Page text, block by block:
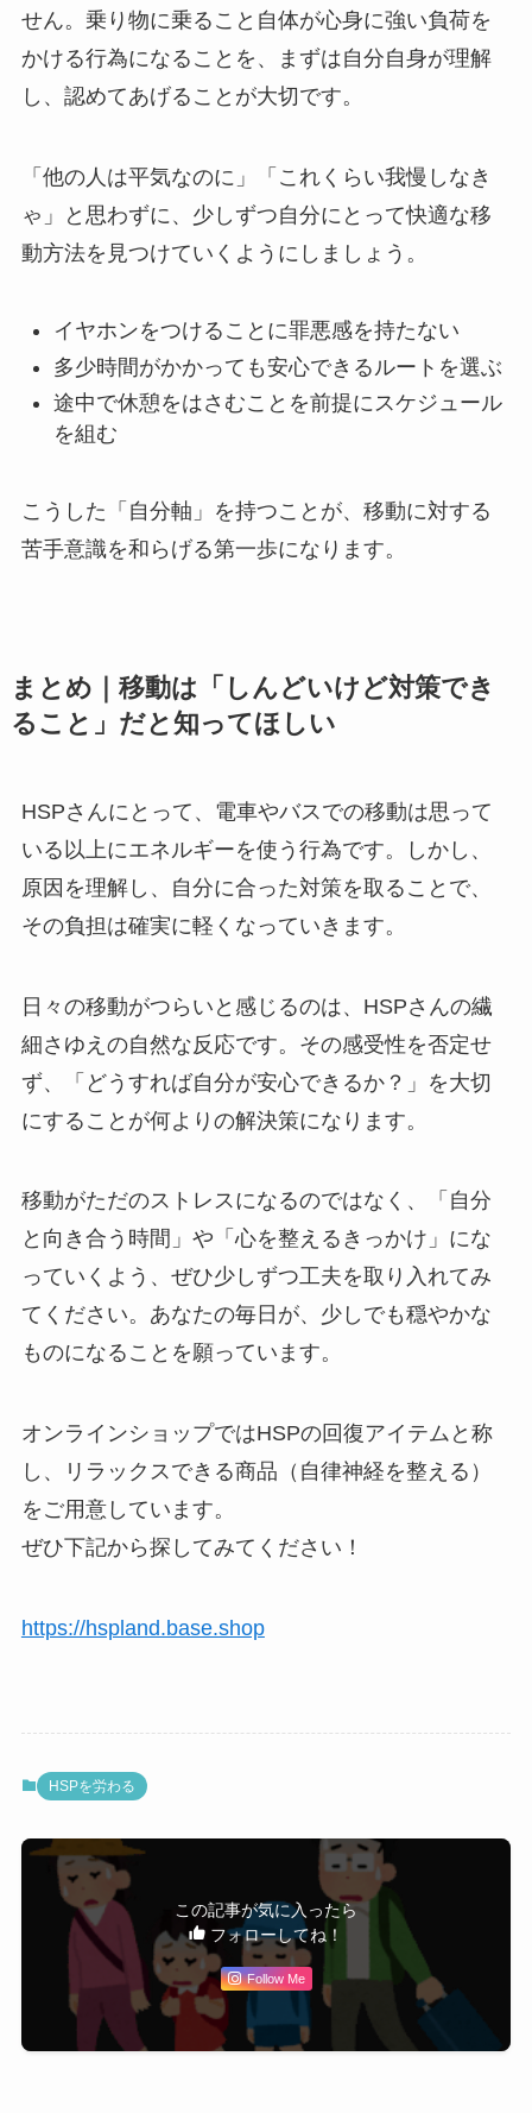
せん。乗り物に乗ること自体が心身に強い負荷を
かける行為になることを、まずは自分自身が理解
し、認めてあげることが大切です。
「他の人は平気なのに」「これくらい我慢しなき
ゃ」と思わずに、少しずつ自分にとって快適な移
動方法を見つけていくようにしましょう。
イヤホンをつけることに罪悪感を持たない
多少時間がかかっても安心できるルートを選ぶ
途中で休憩をはさむことを前提にスケジュール
を組む
こうした「自分軸」を持つことが、移動に対する
苦手意識を和らげる第一歩になります。
まとめ｜移動は「しんどいけど対策でき
ること」だと知ってほしい
HSPさんにとって、電車やバスでの移動は思って
いる以上にエネルギーを使う行為です。しかし、
原因を理解し、自分に合った対策を取ることで、
その負担は確実に軽くなっていきます。
日々の移動がつらいと感じるのは、HSPさんの繊
細さゆえの自然な反応です。その感受性を否定せ
ず、「どうすれば自分が安心できるか？」を大切
にすることが何よりの解決策になります。
移動がただのストレスになるのではなく、「自分
と向き合う時間」や「心を整えるきっかけ」にな
っていくよう、ぜひ少しずつ工夫を取り入れてみ
てください。あなたの毎日が、少しでも穏やかな
ものになることを願っています。
オンラインショップではHSPの回復アイテムと称
し、リラックスできる商品（自律神経を整える）
をご用意しています。
ぜひ下記から探してみてください！
https://hspland.base.shop
HSPを労わる
この記事が気に入ったら
フォローしてね！
Follow Me